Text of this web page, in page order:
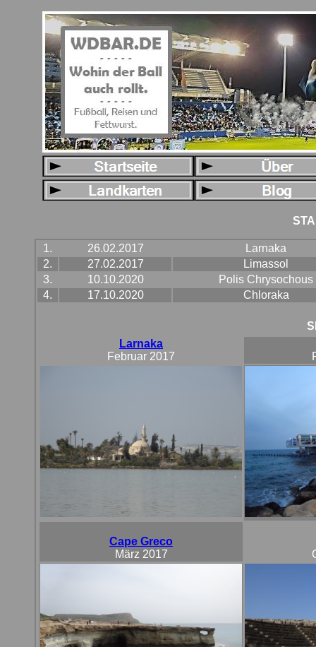
1. 26.02.2017
Larnaka
2.
27.02.2017
Limassol
3.
10.10.2020
Polis Chrysochous
4.
17.10.2020 Chloraka
Larnaka
Februar 2017
Cape Greco
März 2017